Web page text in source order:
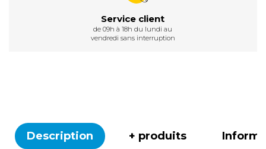
Service client
de 09h à 18h du lundi au
vendredi sans interruption
Description + produits